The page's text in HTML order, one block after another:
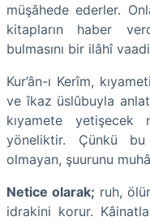
müşâhede ederler.
kitapların haber
bulmasını bir ilâhî
Kur’ân-ı Kerîm,
ve îkaz üslûbuyla
kıyamete yetişecek
yöneliktir. Çünkü
olmayan, şuurunu
Netice olarak; ruh,
idrakini korur.